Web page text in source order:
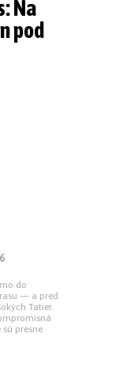
Na
pod
do
— a pred
Tatier.
presne